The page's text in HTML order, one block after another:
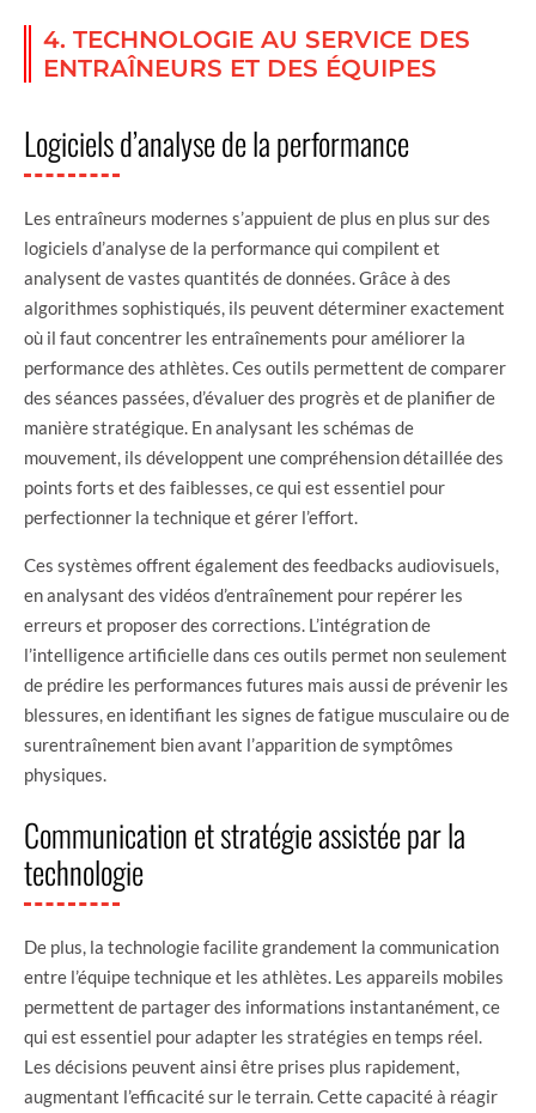
4. TECHNOLOGIE AU SERVICE DES
ENTRAÎNEURS ET DES ÉQUIPES
Logiciels d’analyse de la performance
Les entraîneurs modernes s’appuient de plus en plus sur des
logiciels d’analyse de la performance qui compilent et
analysent de vastes quantités de données. Grâce à des
algorithmes sophistiqués, ils peuvent déterminer exactement
où il faut concentrer les entraînements pour améliorer la
performance des athlètes. Ces outils permettent de comparer
des séances passées, d’évaluer des progrès et de planifier de
manière stratégique. En analysant les schémas de
mouvement, ils développent une compréhension détaillée des
points forts et des faiblesses, ce qui est essentiel pour
perfectionner la technique et gérer l’effort.
Ces systèmes offrent également des feedbacks audiovisuels,
en analysant des vidéos d’entraînement pour repérer les
erreurs et proposer des corrections. L’intégration de
l’intelligence artificielle dans ces outils permet non seulement
de prédire les performances futures mais aussi de prévenir les
blessures, en identifiant les signes de fatigue musculaire ou de
surentraînement bien avant l’apparition de symptômes
physiques.
Communication et stratégie assistée par la
technologie
De plus, la technologie facilite grandement la communication
entre l’équipe technique et les athlètes. Les appareils mobiles
permettent de partager des informations instantanément, ce
qui est essentiel pour adapter les stratégies en temps réel.
Les décisions peuvent ainsi être prises plus rapidement,
augmentant l’efficacité sur le terrain. Cette capacité à réagir